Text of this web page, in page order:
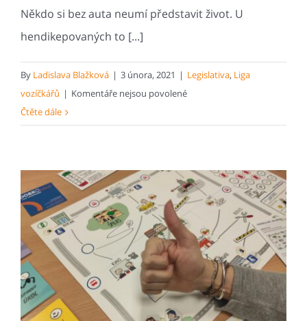
Někdo si bez auta neumí představit život. U
hendikepovaných to [...]
By Ladislava Blažková | 3 února, 2021 | Legislativa, Liga
vozíčkářů | Komentáře nejsou povolenéu
si
auto
od
Ligy…
bude
jízda!
Čtěte dále